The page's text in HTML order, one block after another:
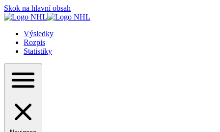
Skok na hlavní obsah
Výsledky
Rozpis
Statistiky